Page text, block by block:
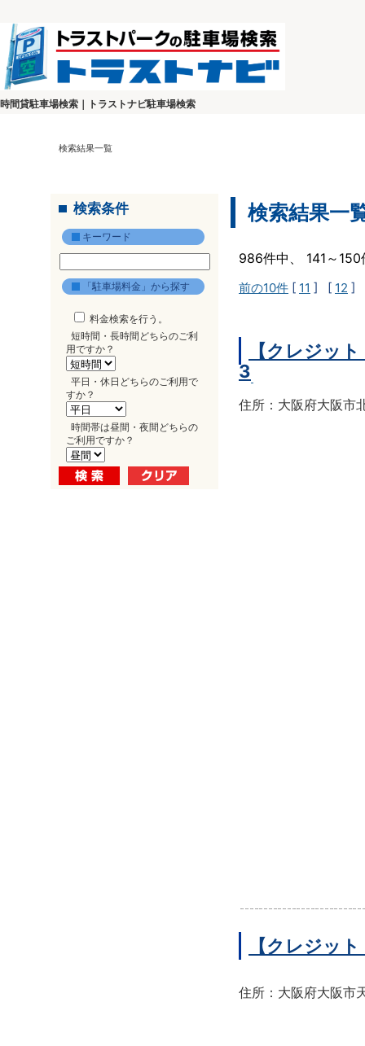
時間貸駐車場検索｜トラストナビ駐車場検索
検索結果一覧
検索条件
キーワード
「駐車場料金」から探す
料金検索を行う。
短時間・長時間どちらのご利
用ですか？
平日・休日どちらのご利用で
すか？
時間帯は昼間・夜間どちらの
ご利用ですか？
検索結果一
986件中、 141～
前の10件 [ 11 ] [ 12 ]
【クレジッ
3
住所：大阪府大阪市
【クレジッ
住所：大阪府大阪市